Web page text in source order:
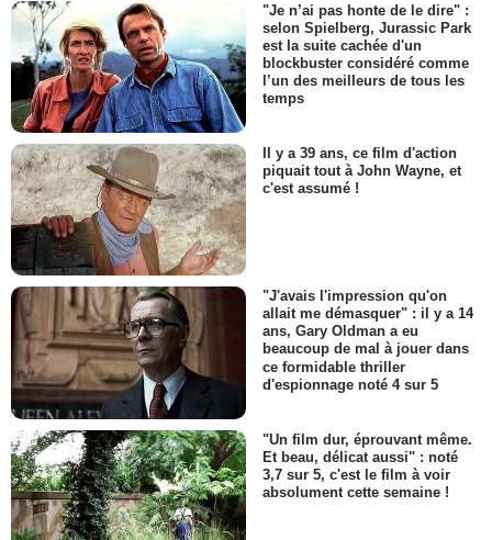
"Je n’ai pas honte de le dire" :
selon Spielberg, Jurassic Park
est la suite cachée d'un
blockbuster considéré comme
l’un des meilleurs de tous les
temps
Il y a 39 ans, ce film d'action
piquait tout à John Wayne, et
c'est assumé !
"J'avais l'impression qu'on
allait me démasquer" : il y a 14
ans, Gary Oldman a eu
beaucoup de mal à jouer dans
ce formidable thriller
d'espionnage noté 4 sur 5
"Un film dur, éprouvant même.
Et beau, délicat aussi" : noté
3,7 sur 5, c'est le film à voir
absolument cette semaine !